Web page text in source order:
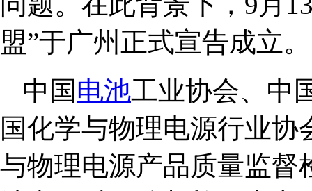
盟”于广州正式宣告成立。
中国电池工业协会、中
国化学与物理电源行业协
与物理电源产品质量监督